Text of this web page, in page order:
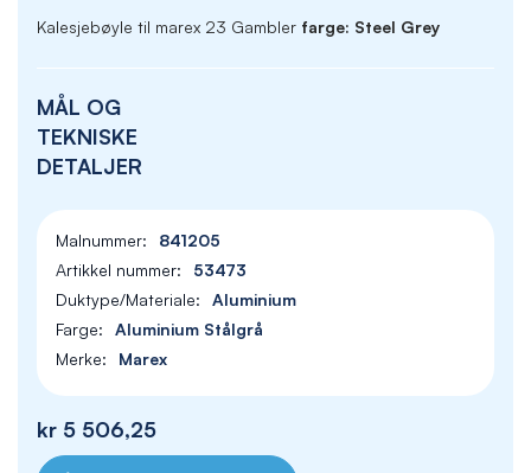
Kalesjebøyle til marex 23 Gambler farge: Steel Grey
MÅL OG
TEKNISKE
DETALJER
841205
53473
Aluminium
Aluminium Stålgrå
Marex
kr 5 506,25